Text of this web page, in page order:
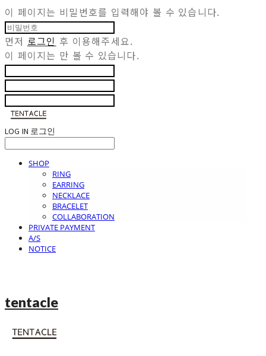
이 페이지는 비밀번호를 입력해야 볼 수 있습니다.
먼저 로그인 후 이용해주세요.
이 페이지는 만 볼 수 있습니다.
LOG IN 로그인
SHOP
RING
EARRING
NECKLACE
BRACELET
COLLABORATION
PRIVATE PAYMENT
A/S
NOTICE
tentacle